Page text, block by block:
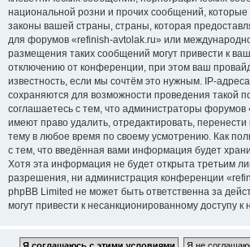
национальной розни и прочих сообщений, которые
законы вашей страны, страны, которая
для форумов «refinish-avtolak.ru» или
размещения таких сообщений могут привести к
отключению от конференции, при этом ваш
известность, если мы сочтём это нужным. IP-
сохраняются для возможности проведения такой
соглашаетесь с тем, что администраторы форумов
имеют право удалить, отредактировать,
тему в любое время по своему усмотрению. Как
с тем, что введённая вами информация будет
Хотя эта информация не будет открыта третьим
разрешения, ни администрация конференции
phpBB Limited не может быть ответственна за
могут привести к несанкционированному доступу к